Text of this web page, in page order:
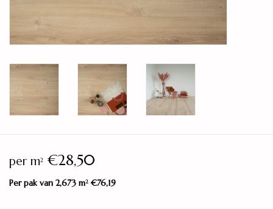
per m2 €28,50
Per pak van 2,673 m2 €76,19